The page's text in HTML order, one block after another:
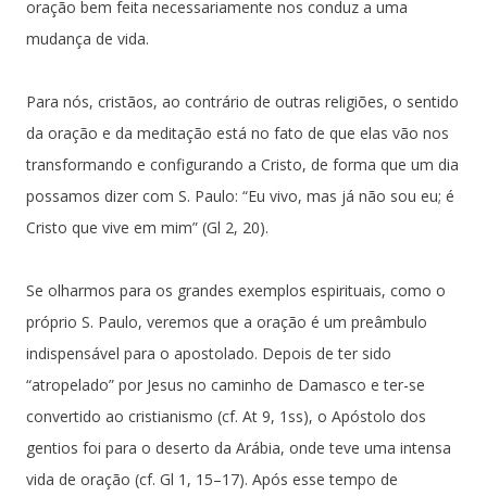
oração bem feita necessariamente nos conduz a uma
mudança de vida.
Para nós, cristãos, ao contrário de outras religiões, o sentido
da oração e da meditação está no fato de que elas vão nos
transformando e configurando a Cristo, de forma que um dia
possamos dizer com S. Paulo: “Eu vivo, mas já não sou eu; é
Cristo que vive em mim” (Gl 2, 20).
Se olharmos para os grandes exemplos espirituais, como o
próprio S. Paulo, veremos que a oração é um preâmbulo
indispensável para o apostolado. Depois de ter sido
“atropelado” por Jesus no caminho de Damasco e ter-se
convertido ao cristianismo (cf. At 9, 1ss), o Apóstolo dos
gentios foi para o deserto da Arábia, onde teve uma intensa
vida de oração (cf. Gl 1, 15–17). Após esse tempo de